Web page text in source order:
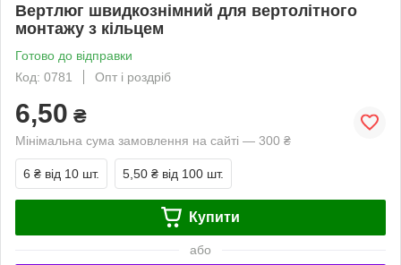
Вертлюг швидкознімний для вертолітного
монтажу з кільцем
Готово до відправки
Код: 0781
Опт і роздріб
6,50 ₴
Мінімальна сума замовлення на сайті — 300 ₴
6 ₴ від 10 шт. 5,50 ₴ від 100 шт.
Купити
або